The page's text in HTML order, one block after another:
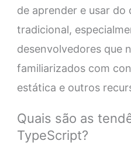
de aprender e usar do
tradicional,
desenvolvedores que
familiarizados com
estática e outros
Quais são as
TypeScript?